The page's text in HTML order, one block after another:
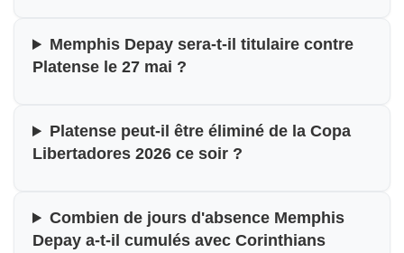
Memphis Depay sera-t-il titulaire contre
Platense le 27 mai ?
Platense peut-il être éliminé de la Copa
Libertadores 2026 ce soir ?
Combien de jours d'absence Memphis
Depay a-t-il cumulés avec Corinthians